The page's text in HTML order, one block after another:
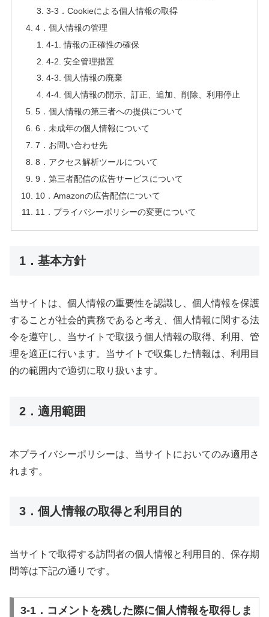
3-3．Cookieによる個人情報の取得
4．個人情報の管理
4-1. 情報の正確性の確保
4-2. 安全管理措置
4-3. 個人情報の廃棄
4-4. 個人情報の開示、訂正、追加、削除、利用停止
5．個人情報の第三者への提供について
6．未成年の個人情報について
7．お問い合わせ先
8．アクセス解析ツールについて
9．第三者配信の広告サービスについて
10．Amazonの広告配信について
11．プライバシーポリシーの変更について
1．基本方針
当サイトは、個人情報の重要性を認識し、個人情報を保護
することが社会的責務であると考え、個人情報に関する法
令を遵守し、当サイトで取扱う個人情報の取得、利用、管
理を適正に行います。当サイトで収集した情報は、利用目
的の範囲内で適切に取り扱います。
2．適用範囲
本プライバシーポリシーは、当サイトにおいてのみ適用さ
れます。
3．個人情報の取得と利用目的
当サイトで取得する訪問者の個人情報と利用目的、保存期
間等は下記の通りです。
3-1．コメントを残した際に個人情報を取得しま